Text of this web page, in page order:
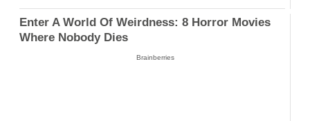
Enter A World Of Weirdness: 8 Horror Movies
Where Nobody Dies
Brainberries